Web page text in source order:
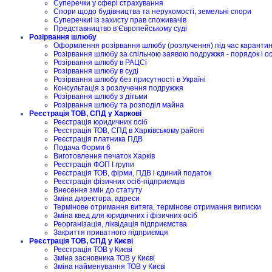
Суперечки у сфері страхування
Спори щодо будівництва та нерухомості, земельні спори
Суперечкиі із захисту прав споживачів
Представництво в Європейському суді
Розірвання шлюбу
Оформлення розірвання шлюбу (розлучення) під час
Розірвання шлюбу за спільною заявою подружжя - порядок і
Розірвання шлюбу в РАЦСі
Розірвання шлюбу в суді
Розірвання шлюбу без присутності в Україні
Консультація з розлучення подружжя
Розірвання шлюбу з дітьми
Розірвання шлюбу та розподіл майна
Реєстрація ТОВ, СПД у Харкові
Реєстрація юридичних осіб
Реєстрація ТОВ, СПД в Харківському районі
Реєстрація платника ПДВ
Подача Форми 6
Виготовлення печаток Харків
Реєстрація ФОП I групи
Реєстрація ТОВ, фірми, ПДВ і єдиний податок
Реєстрація фізичних осіб-підприємців
Внесення змін до статуту
Зміна директора, адреси
Термінове отримання витяга, термінове отримання виписки
Зміна квед для юридичних і фізичних осіб
Реорганізація, ліквідація підприємства
Закриття приватного підприємця
Реєстрація ТОВ, СПД у Києві
Реєстрація ТОВ у Києві
Зміна засновника ТОВ у Києві
Зміна найменування ТОВ у Києві